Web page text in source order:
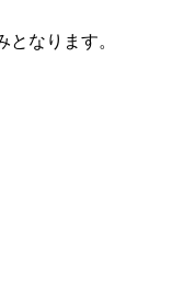
となります。